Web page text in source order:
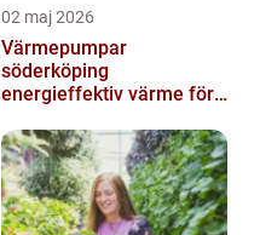
02 maj 2026
Värmepumpar
söderköping
energieffektiv värme för